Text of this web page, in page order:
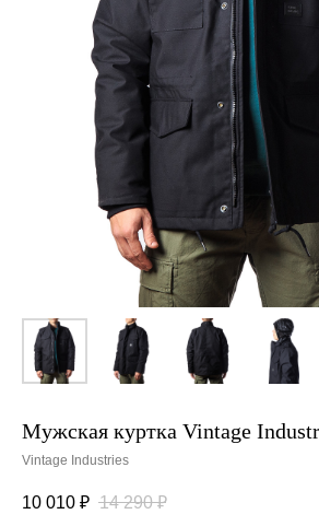
Мужская куртка Vintage
Vintage Industries
10 010 ₽ 14 290 ₽